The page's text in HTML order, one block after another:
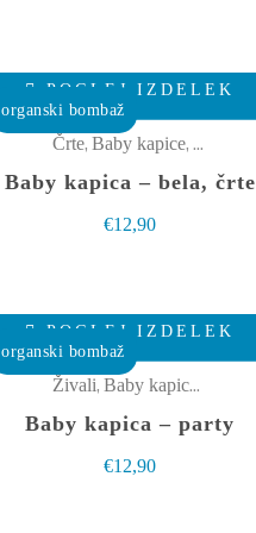
organski bombaž
POGLEJ IZDELEK
Črte, Baby kapice, Oblačila
Baby kapica – bela, črte
€12,90
organski bombaž
POGLEJ IZDELEK
Živali, Baby kapice ,
Baby kapica – party
€12,90